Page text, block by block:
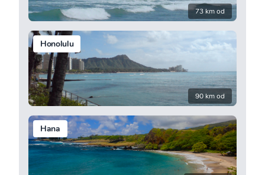
73 km od
Honolulu
90 km od
Hana